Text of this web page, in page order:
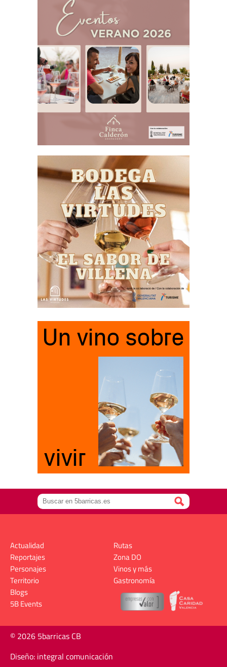
Actualidad
Reportajes
Personajes
Territorio
Rutas
Zona DO
Vinos y más
Gastronomía
Blogs
5B Events
© 2026 5barricas CB
Diseño: integral comunicación